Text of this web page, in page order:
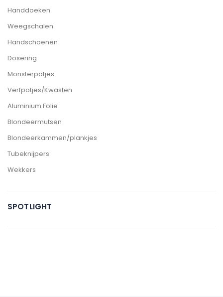
Handdoeken
Weegschalen
Handschoenen
Dosering
Monsterpotjes
Verfpotjes/Kwasten
Aluminium Folie
Blondeermutsen
Blondeerkammen/plankjes
Tubeknijpers
Wekkers
SPOTLIGHT